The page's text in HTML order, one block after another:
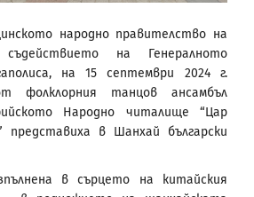
народно правителство на
на Генералното
на 15 септември 2024 г.
фолклорния танцов ансамбъл
Народно читалище “Цар
представиха в Шанхай български
в сърцето на китайския